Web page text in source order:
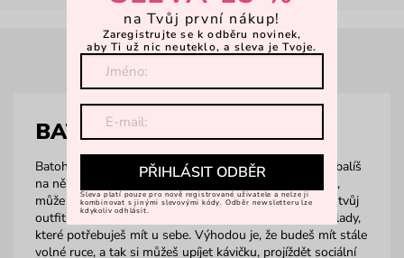
BATŮŽKY
Batoh nemusí být obrovitánská krosna, do které se zabalíš
na několikatýdenní roadtrip napříč světadílem. Naopak,
může to být i malý elegantní kousek, který vyšperkuje tvůj
outfit do nebeských výšin a pojme tvé nejnutnější poklady,
které potřebuješ mít u sebe. Výhodou je, že budeš mít stále
volné ruce, a tak si můžeš upíjet kávičku, projíždět sociální
na Tvůj první nákup!
Zaregistrujte se k odběru novinek,
aby Ti už nic neuteklo, a sleva je Tvoje.
PŘIHLÁSIT ODBĚR
Sleva platí pouze pro nově registrované uživatele a nelze ji
kombinovat s jinými slevovými kódy. Odběr newsletteru lze
kdykoliv odhlásit.